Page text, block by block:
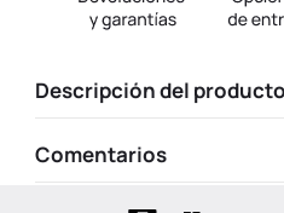
Descripción del producto
Comentarios
one piece